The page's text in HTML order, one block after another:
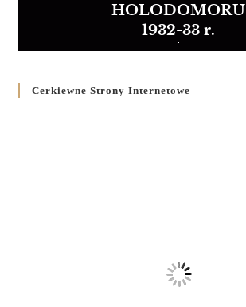
HOLODOMORU
1932-33 r.
Cerkiewne Strony Internetowe